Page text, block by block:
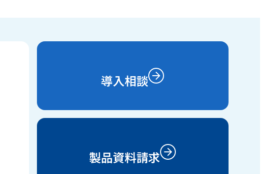
導入相談
製品資料請求